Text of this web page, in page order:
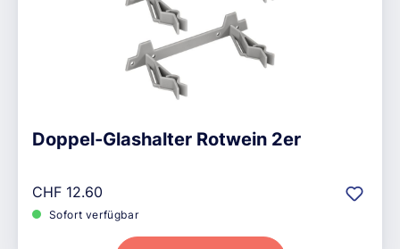
Doppel-Glashalter Rotwein 2er
Regulärer Preis:
CHF 12.60
Sofort verfügbar